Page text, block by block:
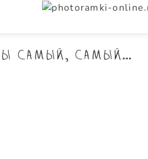
самый, самый…